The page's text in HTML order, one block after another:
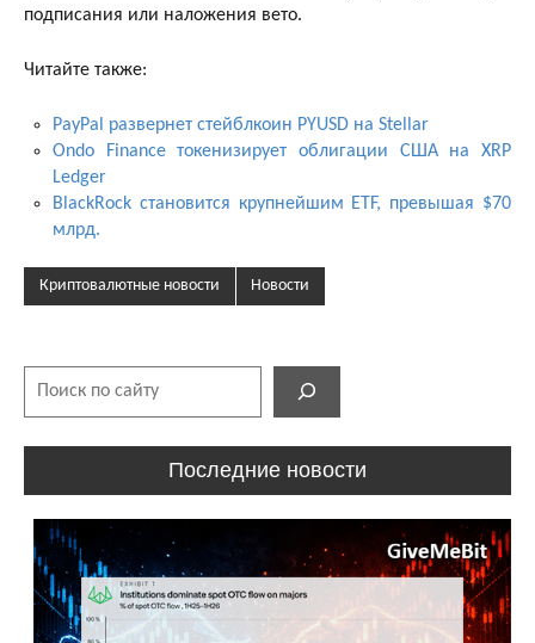
подписания или наложения вето.
Читайте также:
PayPal развернет стейблкоин PYUSD на Stellar
Ondo Finance токенизирует облигации США на XRP
Ledger
BlackRock становится крупнейшим ETF, превышая $70
млрд.
Криптовалютные новости Новости
Последние новости